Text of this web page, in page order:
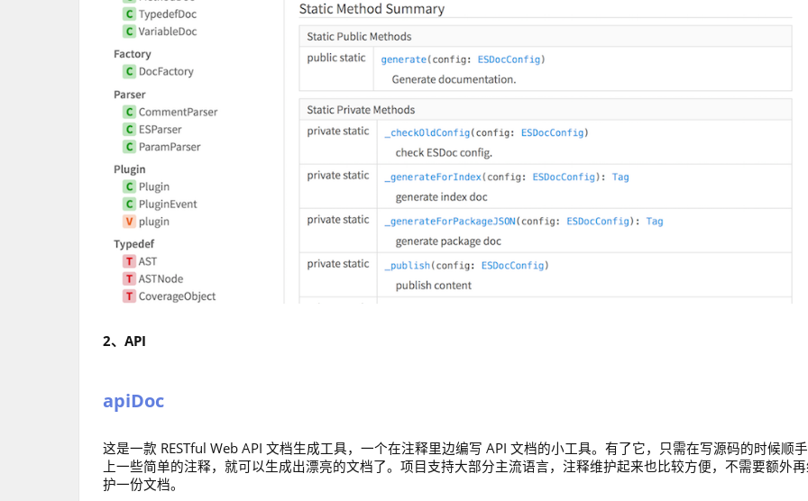
2、API
apiDoc
这是一款 RESTful Web API 文档生成工具，一个在注释里边编写 API 文档的小工具。有了它，只需在写源码的时候顺
上一些简单的注释，就可以生成出漂亮的文档了。项目支持大部分主流语言，注释维护起来也比较方便，不需要额外
护一份文档。